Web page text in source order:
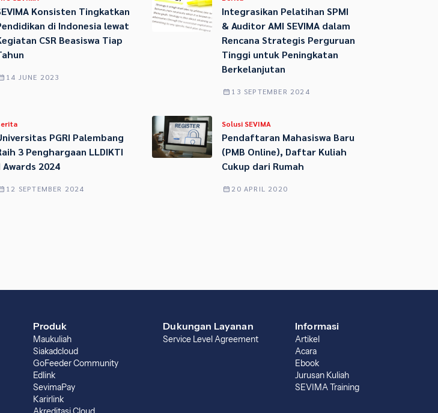
Konsisten Tingkatkan
di Indonesia lewat
CSR Beasiswa Tiap
14 JUNE 2023
Integrasikan Pelatihan SPMI
& Auditor AMI SEVIMA dalam
Rencana Strategis Perguruan
Tinggi untuk Peningkatan
Berkelanjutan
13 SEPTEMBER 2024
PGRI Palembang
3 Penghargaan LLDIKTI
Awards 2024
12 SEPTEMBER 2024
Solusi SEVIMA
Pendaftaran Mahasiswa Baru
(PMB Online), Daftar Kuliah
Cukup dari Rumah
20 APRIL 2020
Produk
Maukuliah
Siakadcloud
GoFeeder Community
Edlink
SevimaPay
Karirlink
Dukungan Layanan
Service Level Agreement
Informasi
Artikel
Acara
Ebook
Jurusan Kuliah
SEVIMA Training